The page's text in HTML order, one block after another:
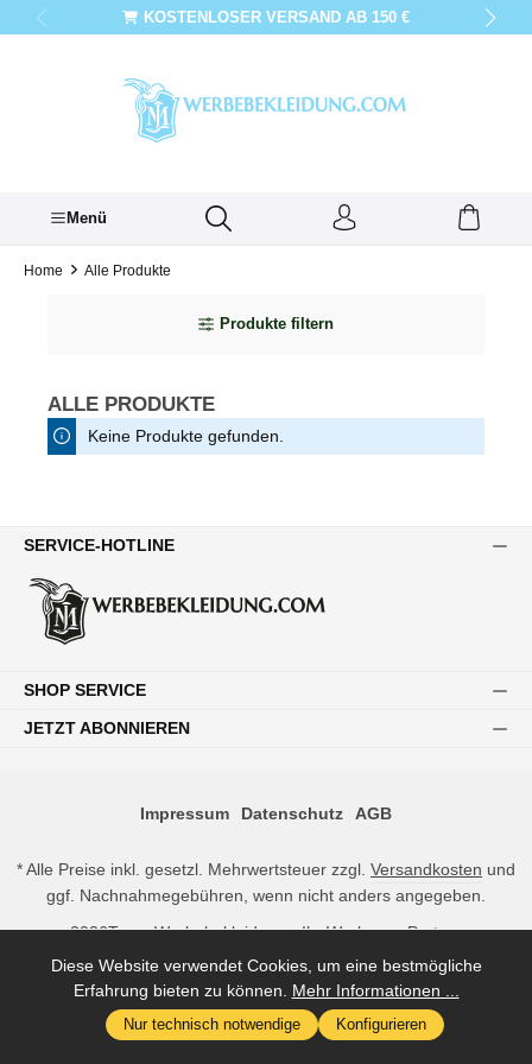
springen KOSTENLOSER VERSAND AB 150 €
Menü
Home Alle Produkte
Produkte filtern
ALLE PRODUKTE
Keine Produkte gefunden.
SERVICE-HOTLINE
SHOP SERVICE
JETZT ABONNIEREN
Impressum Datenschutz AGB
* Alle Preise inkl. gesetzl. Mehrwertsteuer zzgl. Versandkosten und
ggf. Nachnahmegebühren, wenn nicht anders angegeben.
2026Team Werbebekleidung - Ihr Workwear Partner
Diese Website verwendet Cookies, um eine bestmögliche
Erfahrung bieten zu können. Mehr Informationen ...
Nur technisch notwendige Konfigurieren